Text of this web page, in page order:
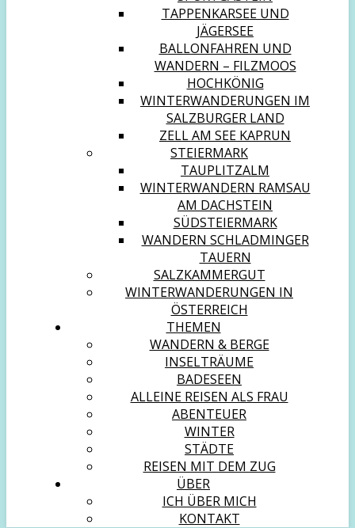
TAPPENKARSEE UND
JÄGERSEE
BALLONFAHREN UND
WANDERN – FILZMOOS
HOCHKÖNIG
WINTERWANDERUNGEN IM
SALZBURGER LAND
ZELL AM SEE KAPRUN
STEIERMARK
TAUPLITZALM
WINTERWANDERN RAMSAU
AM DACHSTEIN
SÜDSTEIERMARK
WANDERN SCHLADMINGER
TAUERN
SALZKAMMERGUT
WINTERWANDERUNGEN IN
ÖSTERREICH
THEMEN
WANDERN & BERGE
INSELTRÄUME
BADESEEN
ALLEINE REISEN ALS FRAU
ABENTEUER
WINTER
STÄDTE
REISEN MIT DEM ZUG
ÜBER
ICH ÜBER MICH
KONTAKT